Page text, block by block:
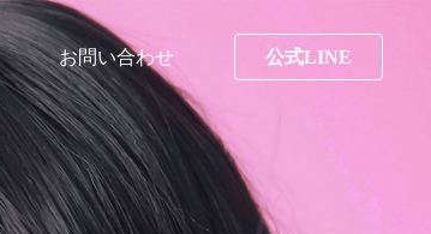
お問い合わせ 公式LINE